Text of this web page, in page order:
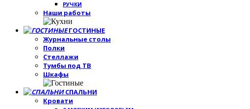
РУЧКИ
Наши работы
ГОСТИНЫЕ
Журнальные столы
Полки
Стеллажи
Тумбы под ТВ
Шкафы
СПАЛЬНИ
Кровати